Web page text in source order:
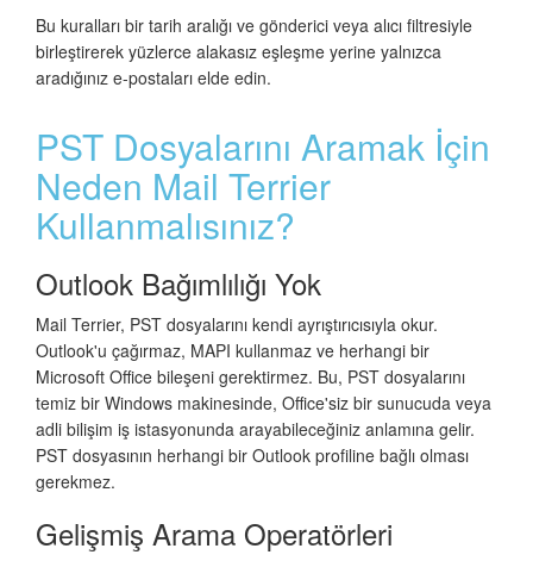
Bu kuralları bir tarih aralığı ve gönderici veya alıcı filtresiyle
birleştirerek yüzlerce alakasız eşleşme yerine yalnızca
aradığınız e-postaları elde edin.
PST Dosyalarını Aramak İçin
Neden Mail Terrier
Kullanmalısınız?
Outlook Bağımlılığı Yok
Mail Terrier, PST dosyalarını kendi ayrıştırıcısıyla okur.
Outlook'u çağırmaz, MAPI kullanmaz ve herhangi bir
Microsoft Office bileşeni gerektirmez. Bu, PST dosyalarını
temiz bir Windows makinesinde, Office'siz bir sunucuda veya
adli bilişim iş istasyonunda arayabileceğiniz anlamına gelir.
PST dosyasının herhangi bir Outlook profiline bağlı olması
gerekmez.
Gelişmiş Arama Operatörleri